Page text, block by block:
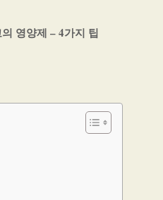
영양제 – 4가지 팁